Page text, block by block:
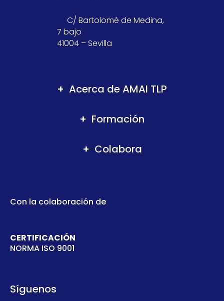
C/ Bartolomé de Medina,
7 bajo
41004 – Sevilla
Acerca de AMAI TLP
Formación
Colabora
Con la colaboración de
CERTIFICACIÓN
NORMA ISO 9001
Síguenos